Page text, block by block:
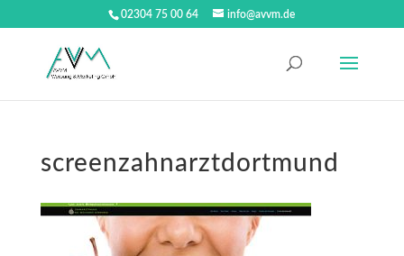
02304 75 00 64 info@avvm.de
screenzahnarztdortmund